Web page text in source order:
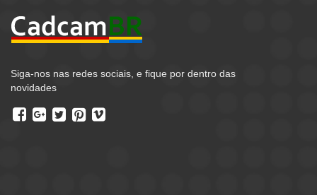
Siga-nos nas redes sociais, e fique por dentro das
novidades